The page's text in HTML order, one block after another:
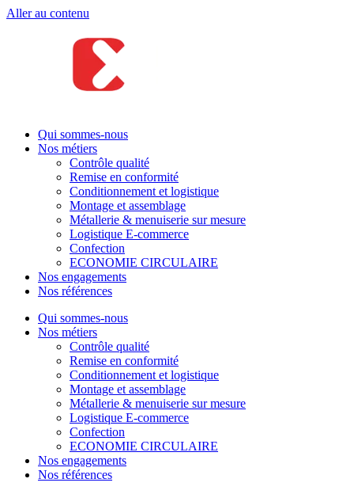
Aller au contenu
Qui sommes-nous
Nos métiers
Contrôle qualité
Remise en conformité
Conditionnement et logistique
Montage et assemblage
Métallerie & menuiserie sur mesure
Logistique E-commerce
Confection
ECONOMIE CIRCULAIRE
Nos engagements
Nos références
Qui sommes-nous
Nos métiers
Contrôle qualité
Remise en conformité
Conditionnement et logistique
Montage et assemblage
Métallerie & menuiserie sur mesure
Logistique E-commerce
Confection
ECONOMIE CIRCULAIRE
Nos engagements
Nos références